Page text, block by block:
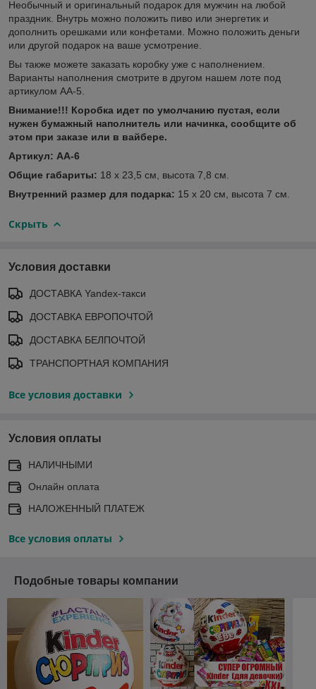
Необычный и оригинальный подарок для мужчин на любой
праздник. Внутрь можно положить пиво или энергетик и
дополнить орешками или конфетами. Можно положить деньги
или другой подарок на ваше усмотрение.
Вы также можете заказать коробку уже с наполнением.
Варианты наполнения смотрите в другом нашем лоте под
артикулом АА-5.
Внимание!!! Коробка идет по умолчанию пустая, если
нужен бумажный наполнитель или начинка, сообщите об
этом при заказе или в вайбере.
Артикул: АА-6
Общие габариты: 18 х 23,5 см, высота 7,8 см.
Внутренний размер для подарка: 15 х 20 см, высота 7 см.
Скрыть
Условия доставки
ДОСТАВКА Yandex-такси
ДОСТАВКА ЕВРОПОЧТОЙ
ДОСТАВКА БЕЛПОЧТОЙ
ТРАНСПОРТНАЯ КОМПАНИЯ
Все условия доставки
Условия оплаты
НАЛИЧНЫМИ
Онлайн оплата
НАЛОЖЕННЫЙ ПЛАТЕЖ
Все условия оплаты
Подобные товары компании